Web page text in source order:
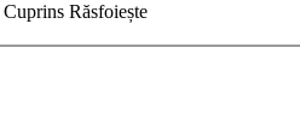
Cuprins Răsfoiește